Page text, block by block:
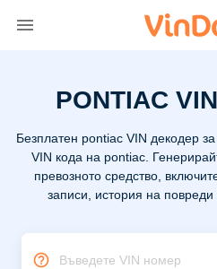
PONTIAC
Безплатен pontiac VIN декодер
VIN кода на pontiac.
превозното средство,
записи, история на повреди
Въведете VIN номер